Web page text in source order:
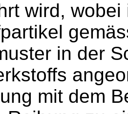
wird,
in der
mit dem